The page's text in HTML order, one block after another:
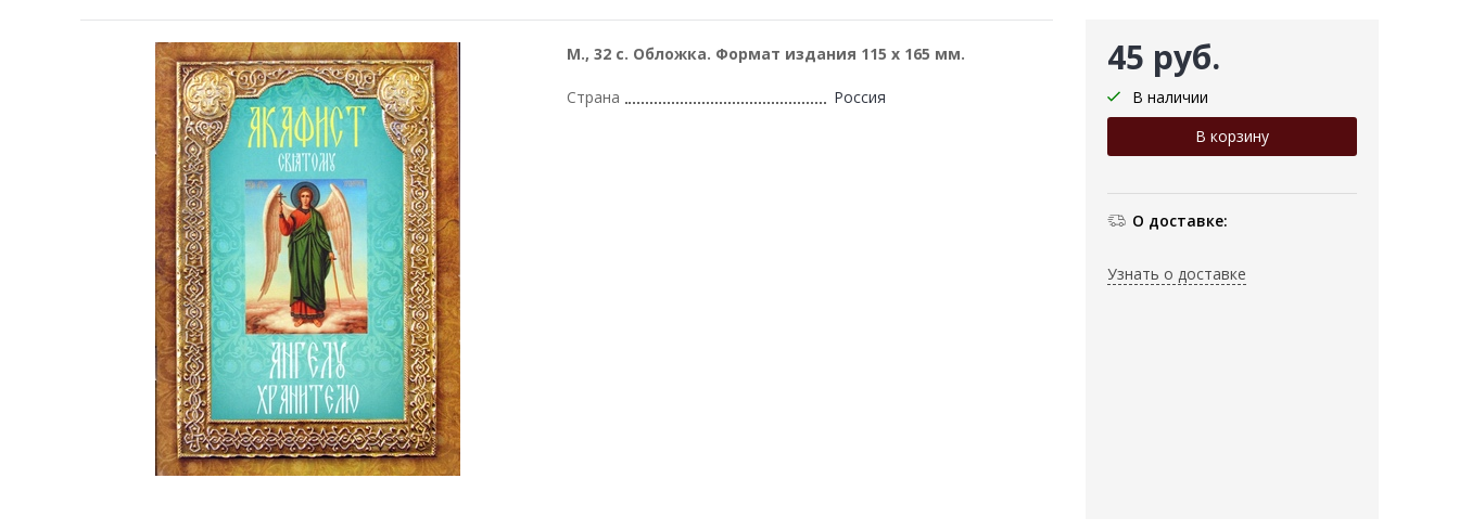
45 руб.
В наличии
О доставке:
Узнать о доставке
М., 32 с. Обложка. Формат издания 115 х 165 мм.
Страна Россия